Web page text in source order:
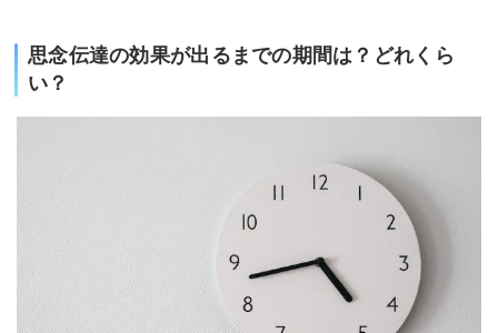
思念伝達の効果が出るまでの期間は？どれくら
い？